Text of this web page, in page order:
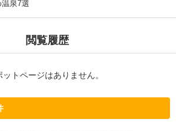
泉7選
閲覧履歴
トページはありません。